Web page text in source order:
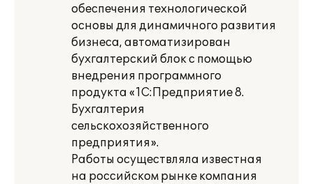
обеспечения технологической
основы для динамичного развития
бизнеса, автоматизирован
бухгалтерский блок с помощью
внедрения программного
продукта «1С:Предприятие 8.
Бухгалтерия
сельскохозяйственного
предприятия».
Работы осуществляла известная
на российском рынке компания